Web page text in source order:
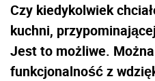
Czy kiedykolwiek
kuchni,
Jest to możliwe.
funkcjonalność z